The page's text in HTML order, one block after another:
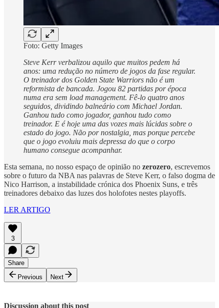
Foto: Getty Images
Steve Kerr verbalizou aquilo que muitos pedem há
anos: uma redução no número de jogos da fase regular.
O treinador dos Golden State Warriors não é um
reformista de bancada. Jogou 82 partidas por época
numa era sem load management. Fê-lo quatro anos
seguidos, dividindo balneário com Michael Jordan.
Ganhou tudo como jogador, ganhou tudo como
treinador. E é hoje uma das vozes mais lúcidas sobre o
estado do jogo. Não por nostalgia, mas porque percebe
que o jogo evoluiu mais depressa do que o corpo
humano consegue acompanhar.
Esta semana, no nosso espaço de opinião no zerozero, escrevemos
sobre o futuro da NBA nas palavras de Steve Kerr, o falso dogma de
Nico Harrison, a instabilidade crónica dos Phoenix Suns, e três
treinadores debaixo das luzes dos holofotes nestes playoffs.
LER ARTIGO
3
Share
Previous
Next
Discussion about this post